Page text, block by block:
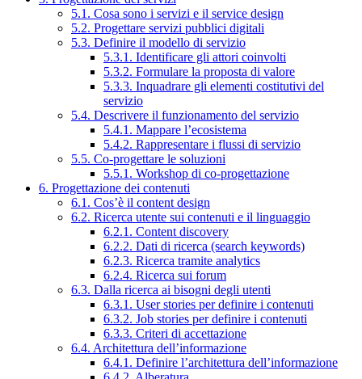
5.1. Cosa sono i servizi e il service design
5.2. Progettare servizi pubblici digitali
5.3. Definire il modello di servizio
5.3.1. Identificare gli attori coinvolti
5.3.2. Formulare la proposta di valore
5.3.3. Inquadrare gli elementi costitutivi del
servizio
5.4. Descrivere il funzionamento del servizio
5.4.1. Mappare l’ecosistema
5.4.2. Rappresentare i flussi di servizio
5.5. Co-progettare le soluzioni
5.5.1. Workshop di co-progettazione
6. Progettazione dei contenuti
6.1. Cos’è il content design
6.2. Ricerca utente sui contenuti e il linguaggio
6.2.1. Content discovery
6.2.2. Dati di ricerca (search keywords)
6.2.3. Ricerca tramite analytics
6.2.4. Ricerca sui forum
6.3. Dalla ricerca ai bisogni degli utenti
6.3.1. User stories per definire i contenuti
6.3.2. Job stories per definire i contenuti
6.3.3. Criteri di accettazione
6.4. Architettura dell’informazione
6.4.1. Definire l’architettura dell’informazione